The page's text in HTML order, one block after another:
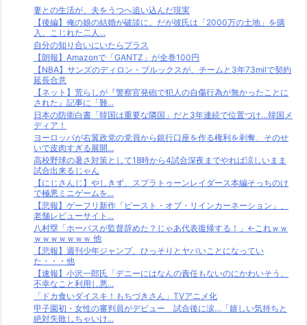
妻との生活が、夫をうつへ追い込んだ現実
【後編】俺の娘の結婚が破談に。だが彼氏は「2000万の土地」を購
入。こじれた二人...
自分の知り合いにいたらプラス
【朗報】Amazonで「GANTZ」が全巻100円
【NBA】サンズのディロン・ブルックスが、チームと3年73milで契約
延長合意
【ネット】荒らしが『警察官発砲で犯人の自傷行為が無かったことに
された』記事に「難...
日本の防衛白書「韓国は重要な隣国」だと3年連続で位置づけ…韓国メ
ディア！
ヨーロッパが右翼政党の党員から銀行口座を作る権利を剥奪、そのせ
いで皮肉すぎる展開...
高校野球の暑さ対策として18時から4試合深夜までやれば涼しいまま
試合出来るじゃん
【にじさんじ】やしきず、スプラトゥーンレイダース本編そっちのけ
で極悪ミニゲームを...
【悲報】ゲーフリ新作「ビースト・オブ・リインカーネーション」、
老舗レビューサイト...
八村塁「ホーバスが監督辞めた？じゃあ代表復帰する！」←これｗｗ
ｗｗｗｗｗｗｗ 他
【悲報】週刊少年ジャンプ、ひっそりとヤバいことになってい
た・・・他
【速報】小沢一郎氏「デニーにはなんの責任もないのにかわいそう、
不幸なこと利用し悪...
「ドカ食いダイスキ！もちづきさん」TVアニメ化
甲子園初・女性の審判員がデビュー 試合後に涙…「嬉しい気持ちと
絶対失敗しちゃいけ...